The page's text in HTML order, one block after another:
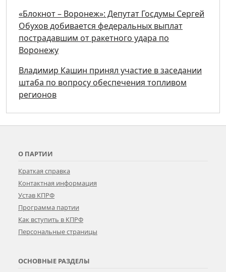
«Блокнот – Воронеж»: Депутат Госдумы Сергей
Обухов добивается федеральных выплат
пострадавшим от ракетного удара по
Воронежу
Владимир Кашин принял участие в заседании
штаба по вопросу обеспечения топливом
регионов
О ПАРТИИ
Краткая справка
Контактная информация
Устав КПРФ
Программа партии
Как вступить в КПРФ
Персональные страницы
ОСНОВНЫЕ РАЗДЕЛЫ